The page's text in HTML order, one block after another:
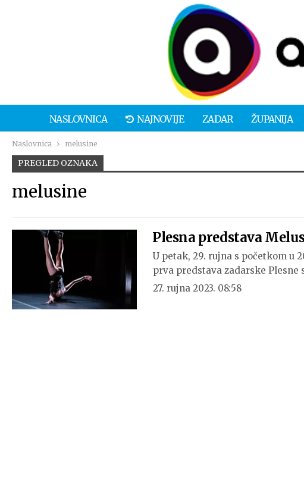
NASLOVNICA NAJNOVIJE ZADAR ŽUPANIJA
Naslovnica melusine
PREGLED OZNAKA
melusine
Plesna predstava
U petak, 29. rujna s početkom u
prva predstava zadarske Plesne
27. rujna 2023. 08:58